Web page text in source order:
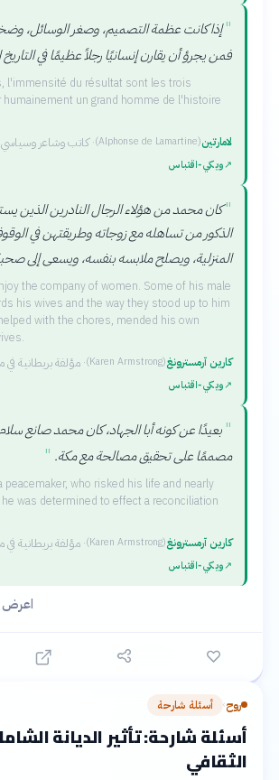
" إذا كانت عظمة التصميم، وصغر الوسائل،
فمن يجرؤ أن يقارن إنسانيًا رجلاً عظيمًا في
l'immensité du résultat sont les trois
un grand homme de l'histoire
لامارتين
(Alphonse de Lamartine)
·كاتب وشاعر
↗ويكي‑اقتباس
"كان محمد من هؤلاء الرجال النادرين
الذكور من تساهله مع زوجاته وطريقتهن في
المنزلية، ويصلح ملابسه بنفسه، ويسعى إلى
the company of women. Some of his male
his wives and the way they stood up to him
with the chores, mended his own
كارين آرمسترونغ
(Karen Armstrong)
· مؤلفة بريطانية
↗ويكي‑اقتباس
" بعيدًا عن كونه أبا الجهاد، كان محمد صانع
مصممًا على تحقيق مصالحة مع مكة. "
who risked his life and nearly
was determined to effect a reconciliation
كارين آرمسترونغ
(Karen Armstrong)
· مؤلفة بريطانية
↗ويكي‑اقتباس
اعرض
روح› أسئلة شارحة
أسئلة شارحة: تأثير الديانة
الثقافي